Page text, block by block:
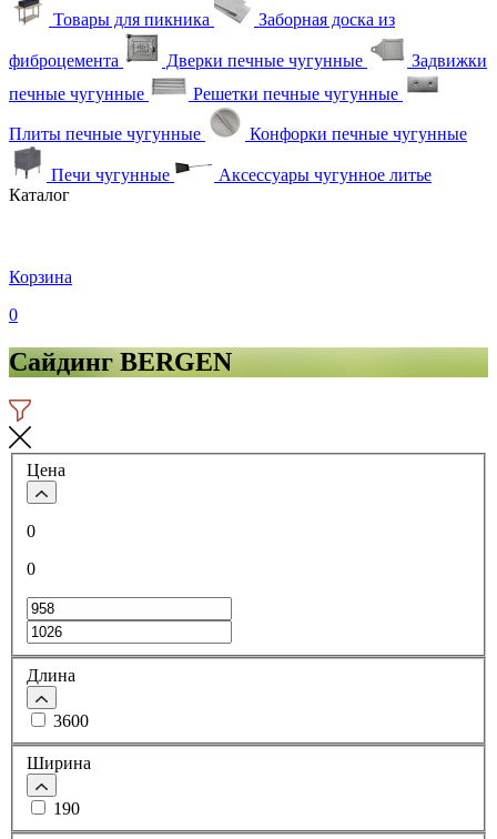
Товары для пикника Заборная доска из
фиброцемента Дверки печные чугунные
Задвижки
печные чугунные
Решетки печные чугунные
Плиты печные чугунные Конфорки печные чугунные
Печи чугунные
Аксессуары чугунное литье
Каталог
Корзина
0
Сайдинг BERGEN
Цена
0
0
Длина
3600
Ширина
190